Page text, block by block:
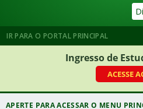
IR PARA O PORTAL PRINCIPAL
Ingresso de
ACESSE